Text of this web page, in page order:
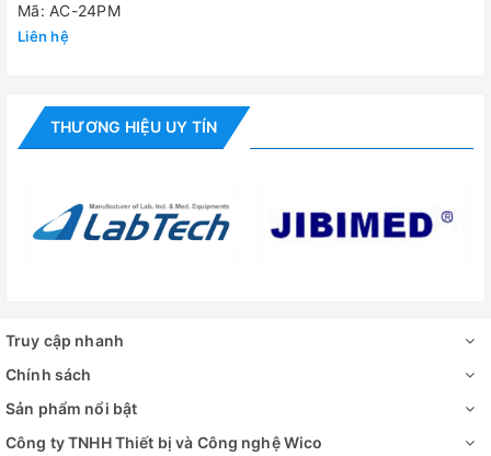
Nồi hấp tiệt trùng xách tay Jibimed AC-24PM
Mã: AC-24PM
Liên hệ
THƯƠNG HIỆU UY TÍN
Truy cập nhanh
Chính sách
Sản phẩm nổi bật
Công ty TNHH Thiết bị và Công nghệ Wico